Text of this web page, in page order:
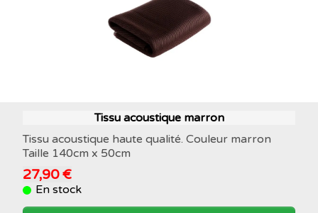
Tissu acoustique marron
Tissu acoustique haute qualité. Couleur marron
Taille 140cm x 50cm
27,90 €
En stock